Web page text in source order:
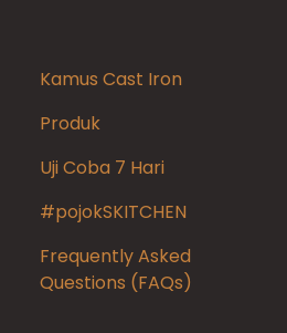
Kamus Cast Iron
Produk
Uji Coba 7 Hari
#pojokSKITCHEN
Frequently Asked
Questions (FAQs)